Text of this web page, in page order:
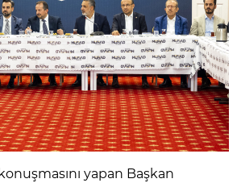
yapan Başkan